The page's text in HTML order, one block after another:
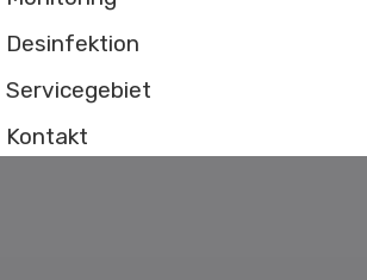
Desinfektion
Servicegebiet
Kontakt